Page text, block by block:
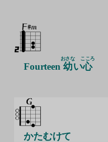
Fourteen 幼
おさな
い心
こころ
かたむけて